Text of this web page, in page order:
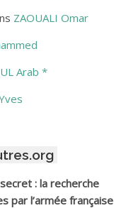
Hamoud*
Kaddour
ZAOUALI Omar
Arab *
: la recherche
par l’armée française